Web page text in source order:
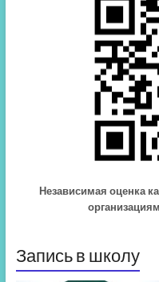
Независимая оценка
Запись в школу